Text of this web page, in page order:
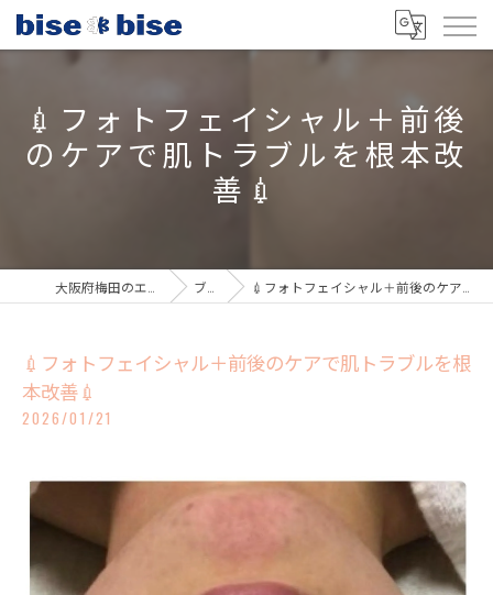
💉フォトフェイシャル＋前後
のケアで肌トラブルを根本改
善💉
大阪府梅田のエステならbisebise ブログ 💉フォトフェイシャル＋前後のケアで肌トラブルを根本改善💉
💉フォトフェイシャル＋前後のケアで肌トラブルを根
本改善💉
2026/01/21